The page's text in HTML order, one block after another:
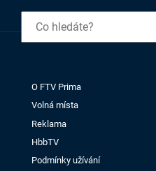
O FTV Prima
Volná místa
Reklama
HbbTV
Podmínky užívání